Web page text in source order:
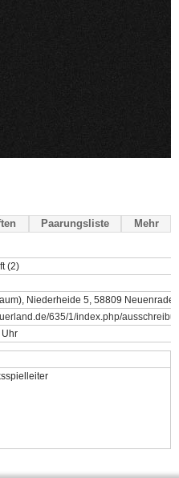
Paarungsliste Mehr
(2)
Niederheide 5, 58809 Neuenrade
635/1/index.php/